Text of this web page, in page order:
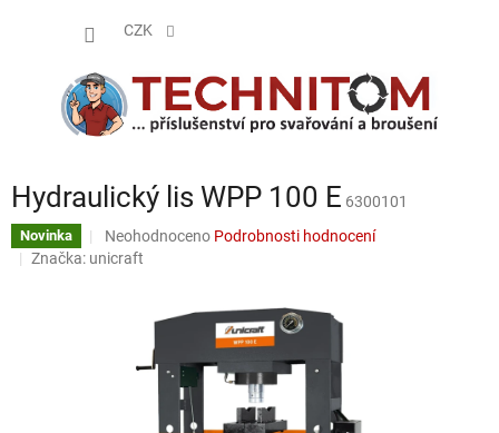
CZK
Hydraulický lis WPP 100 E 6300101
Novinka
Průměrné
hodnocení
hvězdiček.
Neohodnoceno Podrobnosti hodnocení
Značka: unicraft